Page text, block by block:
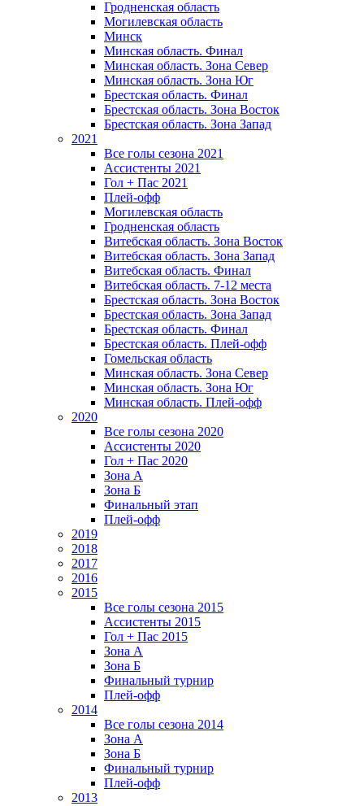
Гродненская область
Могилевская область
Минск
Mинская область. Финал
Минская область. Зона Север
Минская область. Зона Юг
Брестская область. Финал
Брестская область. Зона Восток
Брестская область. Зона Запад
2021
Все голы сезона 2021
Ассистенты 2021
Гол + Пас 2021
Плей-офф
Могилевская область
Гродненская область
Витебская область. Зона Восток
Витебская область. Зона Запад
Витебская область. Финал
Витебская область. 7-12 места
Брестская область. Зона Восток
Брестская область. Зона Запад
Брестская область. Финал
Брестская область. Плей-офф
Гомельская область
Минская область. Зона Север
Минская область. Зона Юг
Минская область. Плей-офф
2020
Все голы сезона 2020
Ассистенты 2020
Гол + Пас 2020
Зона А
Зона Б
Финальный этап
Плей-офф
2019
2018
2017
2016
2015
Все голы сезона 2015
Ассистенты 2015
Гол + Пас 2015
Зона А
Зона Б
Финальный турнир
Плей-офф
2014
Все голы сезона 2014
Зона А
Зона Б
Финальный турнир
Плей-офф
2013